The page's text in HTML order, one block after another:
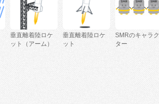
垂直離着陸ロケ
ット（アーム）
垂直離着陸ロケ
ット
SMRのキャラク
ター